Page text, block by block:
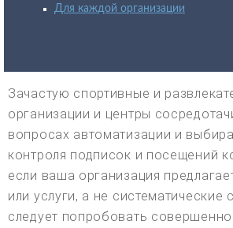
Для каждой организации
Зачастую спортивные и
организации и центры
вопросах автоматизации и
контроля подписок и посещений
если ваша организация
или услуги, а не систематические
следует попробовать